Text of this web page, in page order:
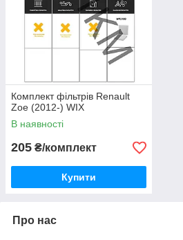
Комплект фільтрів Renault
Zoe (2012-) WIX
В наявності
205 ₴/комплект
Купити
Про нас